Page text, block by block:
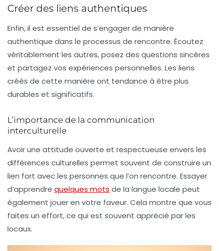
Créer des liens authentiques
Enfin, il est essentiel de s’engager de manière
authentique dans le processus de rencontre. Écoutez
véritablement les autres, posez des questions sincères
et partagez vos expériences personnelles. Les liens
créés de cette manière ont tendance à être plus
durables et significatifs.
L’importance de la communication
interculturelle
Avoir une attitude ouverte et respectueuse envers les
différences culturelles permet souvent de construire un
lien fort avec les personnes que l’on rencontre. Essayer
d’apprendre quelques mots de la langue locale peut
également jouer en votre faveur. Cela montre que vous
faites un effort, ce qui est souvent apprécié par les
locaux.